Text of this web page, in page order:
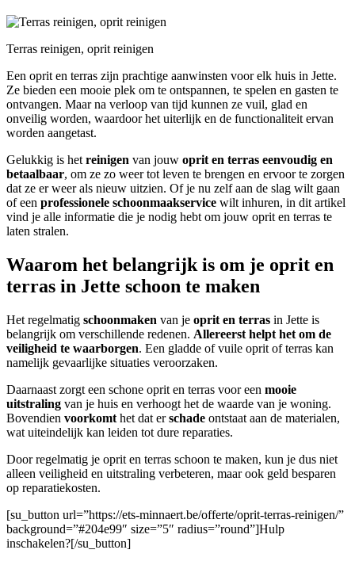
Terras reinigen, oprit reinigen
Een oprit en terras zijn prachtige aanwinsten voor elk huis in Jette.
Ze bieden een mooie plek om te ontspannen, te spelen en gasten te
ontvangen. Maar na verloop van tijd kunnen ze vuil, glad en
onveilig worden, waardoor het uiterlijk en de functionaliteit ervan
worden aangetast.
Gelukkig is het reinigen van jouw oprit en terras eenvoudig en
betaalbaar, om ze zo weer tot leven te brengen en ervoor te zorgen
dat ze er weer als nieuw uitzien. Of je nu zelf aan de slag wilt gaan
of een professionele schoonmaakservice wilt inhuren, in dit artikel
vind je alle informatie die je nodig hebt om jouw oprit en terras te
laten stralen.
Waarom het belangrijk is om je oprit en
terras in Jette schoon te maken
Het regelmatig schoonmaken van je oprit en terras in Jette is
belangrijk om verschillende redenen. Allereerst helpt het om de
veiligheid te waarborgen. Een gladde of vuile oprit of terras kan
namelijk gevaarlijke situaties veroorzaken.
Daarnaast zorgt een schone oprit en terras voor een mooie
uitstraling van je huis en verhoogt het de waarde van je woning.
Bovendien voorkomt het dat erschade ontstaat aan de materialen,
wat uiteindelijk kan leiden tot dure reparaties.
Door regelmatig je oprit en terras schoon te maken, kun je dus niet
alleen veiligheid en uitstraling verbeteren, maar ook geld besparen
op reparatiekosten.
[su_button url=”https://ets-minnaert.be/offerte/oprit-terras-reinigen/”
background=”#204e99″ size=”5″ radius=”round”]Hulp
inschakelen?[/su_button]